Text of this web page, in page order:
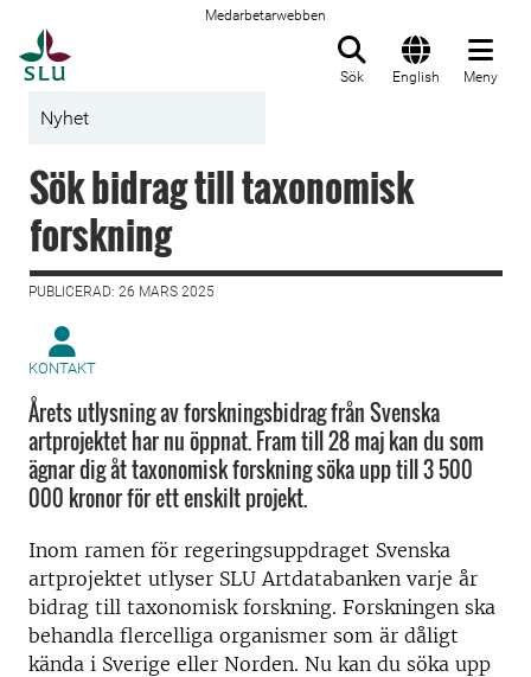
Medarbetarwebben
Sök English Meny
Nyhet
Sök bidrag till taxonomisk
forskning
PUBLICERAD: 26 MARS 2025
KONTAKT
Årets utlysning av forskningsbidrag från Svenska
artprojektet har nu öppnat. Fram till 28 maj kan du som
ägnar dig åt taxonomisk forskning söka upp till 3 500
000 kronor för ett enskilt projekt.
Inom ramen för regeringsuppdraget Svenska
artprojektet utlyser SLU Artdatabanken varje år
bidrag till taxonomisk forskning. Forskningen ska
behandla flercelliga organismer som är dåligt
kända i Sverige eller Norden. Nu kan du söka upp